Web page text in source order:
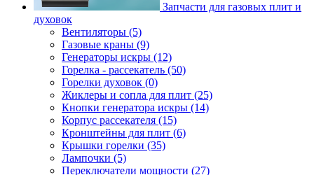
Запчасти для газовых плит и
духовок
Вентиляторы (5)
Газовые краны (9)
Генераторы искры (12)
Горелка - рассекатель (50)
Горелки духовок (0)
Жиклеры и сопла для плит (25)
Кнопки генератора искры (14)
Корпус рассекателя (15)
Кронштейны для плит (6)
Крышки горелки (35)
Лампочки (5)
Переключатели мощности (27)